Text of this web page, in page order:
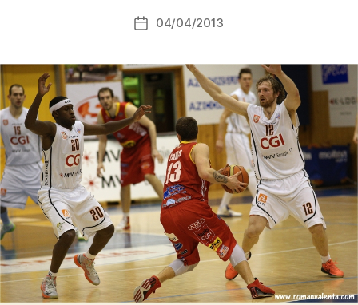
Autor
příspěvku
a
s
o
Datum
04/04/2013